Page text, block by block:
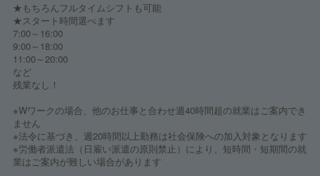
★もちろんフルタイムシフトも可能
★スタート時間選べます
7:00～16:00
9:00～18:00
11:00～20:00
など
残業なし！
※Wワークの場合、他のお仕事と合わせ週40時間超の就業はご案内でき
ません
※法令に基づき、週20時間以上勤務は社会保険への加入対象となります
※労働者派遣法（日雇い派遣の原則禁止）により、短時間・短期間の就
業はご案内が難しい場合があります